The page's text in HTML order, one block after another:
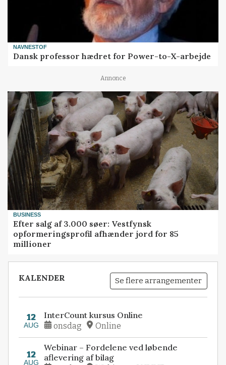
NAVNESTOF
Dansk professor hædret for Power-to-X-arbejde
Annonce
BUSINESS
Efter salg af 3.000 søer: Vestfynsk
opformeringsprofil afhænder jord for 85
millioner
KALENDER Se flere arrangementer
12
AUG
InterCount kursus Online
onsdag Online
12
AUG
Webinar – Fordelene ved løbende
aflevering af bilag